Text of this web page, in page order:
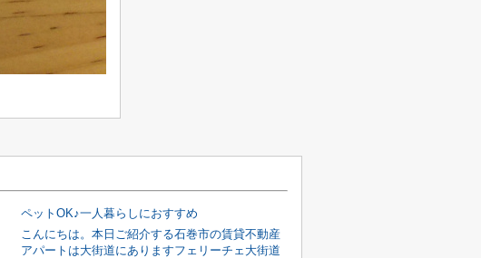
ペットOK♪一人暮らしにおすすめ
こんにちは。本日ご紹介する石巻市の賃貸不動産
アパートは大街道にありますフェリーチェ大街道